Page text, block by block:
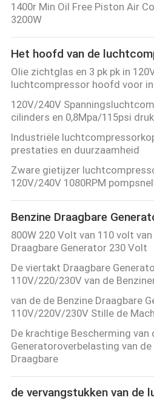
1400r Min Oil Free Piston Air
3200W
Het hoofd van de
Olie zichtglas en 3 pk pk in
luchtcompressor hoofd voor
120V/240V
cilinders en 0,8Mpa/115psi druk
Industriële
prestaties en duurzaamheid
Zware gietijzer
120V/240V 1080RPM
Benzine Draagbare
800W 220 Volt van 110 volt
Draagbare Generator 230 Volt
De viertakt Draagbare
110V/220/230V van de
van de de Benzine Draagbare
110V/220V/230V Stille de
De krachtige Bescherming van
Generatoroverbelasting van
Draagbare
de vervangstukken van de